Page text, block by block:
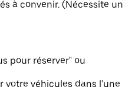
à convenir. (Nécessite un
pour réserver" ou
votre véhicules dans l'une